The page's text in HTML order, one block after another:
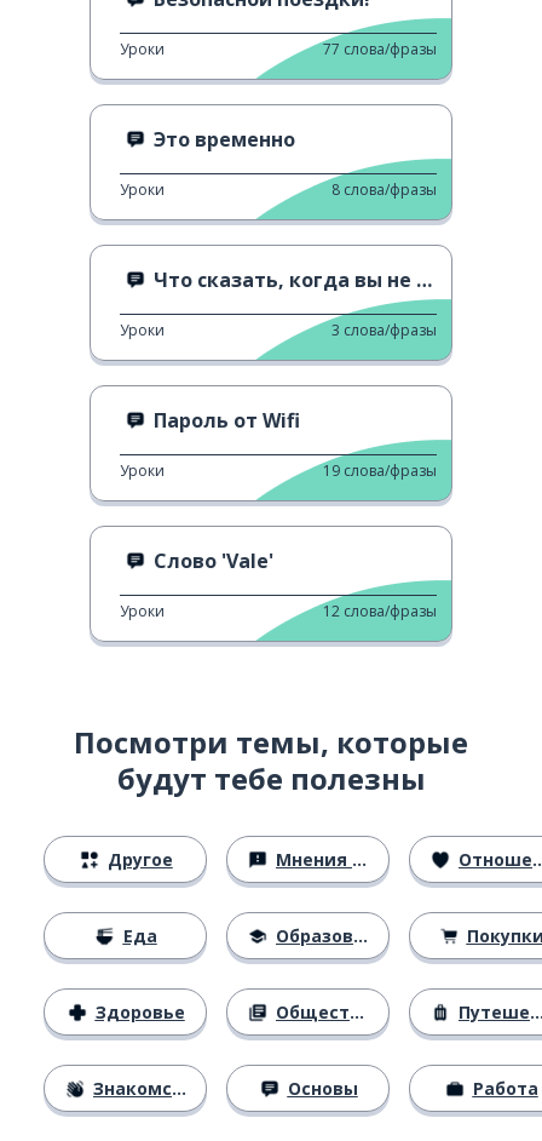
Уроки 77 слова/фразы
Это временно
Уроки 8 слова/фразы
Что сказать, когда вы не понимаете
Уроки 3 слова/фразы
Пароль от Wifi
Уроки 19 слова/фразы
Слово 'Vale'
Уроки 12 слова/фразы
Посмотри темы, которые
будут тебе полезны
Другое
Еда
Здоровье
Знакомство
Мнения и убеждения
Образование
Общество
Основы
Отношения
Путешествия
Работа